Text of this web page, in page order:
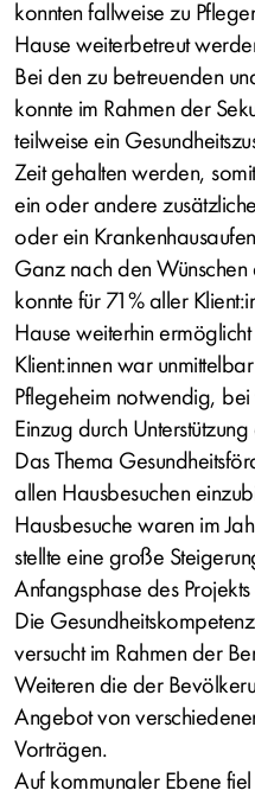
konnten fallweise zu
Hause weiterbetreut
Bei den zu betreuenden
konnte im Rahmen der
teilweise ein
Zeit gehalten werden,
ein oder andere
oder ein
Ganz nach den Wünschen
konnte für 71% aller
Hause weiterhin
Klient:innen war
Pflegeheim notwendig,
Einzug durch
Das Thema
allen Hausbesuchen
Hausbesuche waren im
stellte eine große
Anfangsphase des
Die
versucht im Rahmen der
Weiteren die der
Angebot von
Vorträgen.
Auf kommunaler Ebene